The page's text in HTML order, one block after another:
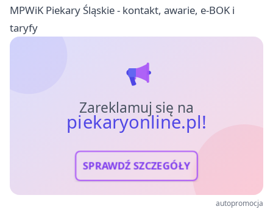
MPWiK Piekary Śląskie - kontakt, awarie, e-BOK i
taryfy
Zareklamuj się na
piekaryonline.pl!
SPRAWDŹ SZCZEGÓŁY
autopromocja